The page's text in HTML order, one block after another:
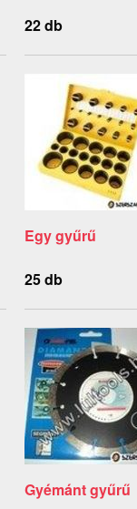
22 db
Egy gyűrű
25 db
Gyémánt gyűrű